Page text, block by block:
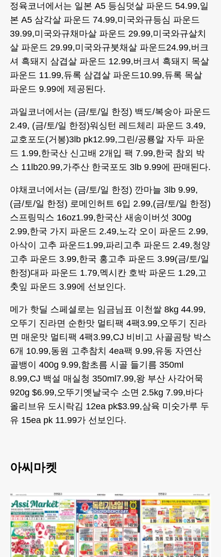
정육코너에서는 일본 A5 등심덧살 파운드 54.99,일
본 A5 삼각살 파운드 74.99,미국와규등심 파운드
39.99,미국와규채마살 파운드 29.99,미국와규살치
살 파운드 29.99,미국와규붓채살 파운드24.99,버크
셔 흑돼지 삼겹살 파운드 12.99,버크셔 흑돼지 목살
파운드 11.99,듀록 삼겹살 파운드10.99,듀록 목살
파운드 9.99에 제공된다.
과일코너에서는 (금/토/일 한정) 백도/복숭아 파운드
2.49, (금/토/일 한정)워싱턴 레드체리 파운드 3.49,
교호포도(거봉)3lb pk12.99,그린/공룡알 자두 파운
드 1.99,한국산 신고배 2개입 팩 7.99,한국 참외 박
스 11lb20.99,가주산 한국포도 3lb 9.99에 판매된다.
야채코너에서는 (금/토/일 한정) 깐마늘 3lb 9.99,
(금/토/일 한정) 로메인허트 6입 2.99,(금/토/일 한정)
스프링믹스 16oz1.99,한국산 새송이버섯 300g
2.99,한국 가지 파운드 2.49,노각 오이 파운드 2.99,
아삭이 고추 파운드1.99,파리고추 파운드 2.49,청양
고추 파운드 3.99,한국 홍고추 파운드 3.99(금/토/일
한정)대파 파운드 1.79,멕시칸 호박 파운드 1.29,고
춧잎 파운드 3.99에 선보인다.
메가 핫딜 스페셜로는 임금님표 이천쌀 8kg 44.99,
오뚜기 진라면 순한맛 멀티팩 4팩3.99,오뚜기 진라
면 매운맛 멀티팩 4팩3.99,CJ 비비고 사골곰탕 박스
6개 10.99,동원 고추참치 4ea팩 9.99,유동 자연산
골뱅이 400g 9.99,함초름 시골 들기름 350ml
8.99,CJ 백설 매실청 350ml7.99,왕 부산 사각어묵
920g $6.99,오뚜기옛날국수 소면 2.5kg 7.99,바다
올리브유 도시락김 12ea pk$3.99,삼육 미숫가루 두
유 15ea pk 11.99가 선보인다.
아씨마켓